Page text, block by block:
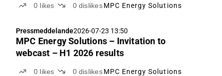
0 likes 0 dislikes MPC Energy Solutions
Pressmeddelande2026-07-23 13:50
MPC Energy Solutions – Invitation to
webcast – H1 2026 results
0 likes 0 dislikes MPC Energy Solutions